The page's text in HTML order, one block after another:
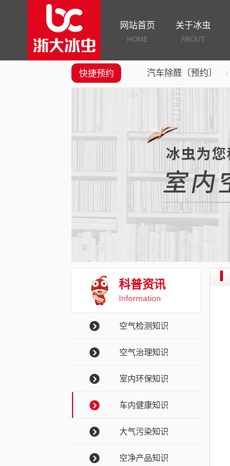
网站首页
HOME
关于冰虫
ABOUT
快捷预约 汽车除醛〔预约〕
科普资讯
Information
空气检测知识
空气治理知识
室内环保知识
车内健康知识
大气污染知识
空净产品知识